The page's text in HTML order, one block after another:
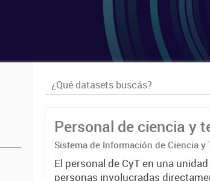
Personal de ciencia y
Sistema de Información de Ciencia y
El personal de CyT en una
personas involucradas